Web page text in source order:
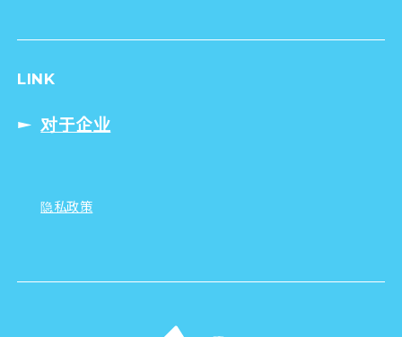
LINK
对于企业
隐私政策